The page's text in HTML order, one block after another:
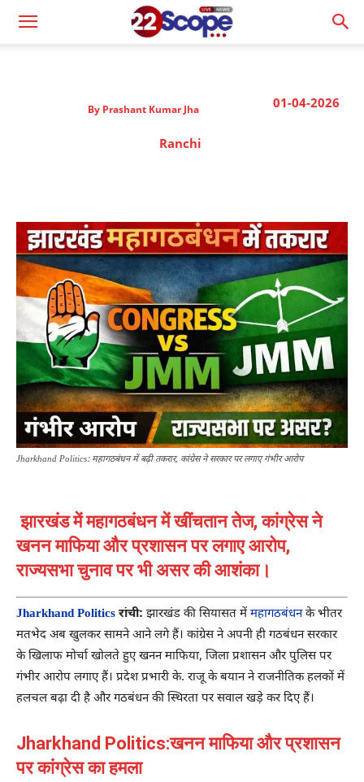
01-04-2026
By Prashant Kumar Jha
Ranchi
Jharkhand Politics: महागठबंधन में बढ़ी तकरार, कांग्रेस ने सरकार पर लगाए गंभीर आरोप
झारखंड में महागठबंधन में खींचतान तेज, कांग्रेस ने
खनन माफिया और प्रशासन पर लगाए आरोप,
राज्यसभा चुनाव पर भी असर की आशंका।
Jharkhand Politics रांची: झारखंड की सियासत मेंमहागठबंधनके भीतर
मतभेद अब खुलकर सामने आने लगे हैं। कांग्रेस ने अपनी ही गठबंधन सरकार
के खिलाफ मोर्चा खोलते हुए खनन माफिया, जिला प्रशासन और पुलिस पर
गंभीर आरोप लगाए हैं। प्रदेश प्रभारी के. राजू के बयान ने राजनीतिक हलकों में
हलचल बढ़ा दी है और गठबंधन की स्थिरता पर सवाल खड़े कर दिए हैं।
Jharkhand Politics:खनन माफिया और प्रशासन
पर कांग्रेस का हमला